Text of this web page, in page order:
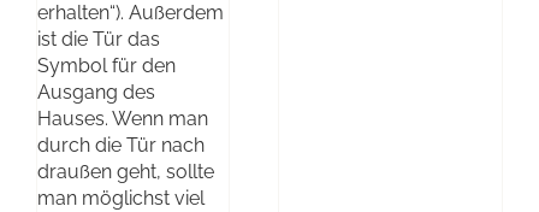
erhalten“). Außerdem
ist die Tür das
Symbol für den
Ausgang des
Hauses. Wenn man
durch die Tür nach
draußen geht, sollte
man möglichst viel